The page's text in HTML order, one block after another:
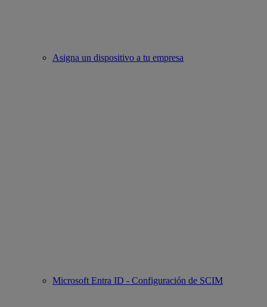
Asigna un dispositivo a tu empresa
Microsoft Entra ID - Configuración de SCIM